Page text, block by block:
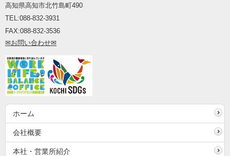
高知県高知市北竹島町490
TEL:088-832-3931
FAX:088-832-3536
✉お問い合わせ✉
ホーム
会社概要
本社・営業所紹介